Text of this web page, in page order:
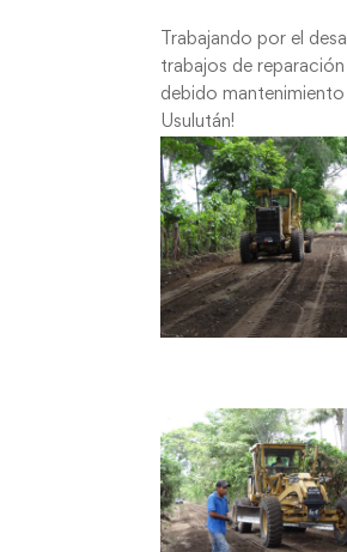
Trabajando por el
trabajos de
debido
Usulután!